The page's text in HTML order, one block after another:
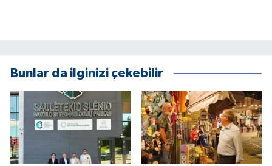
Bunlar da ilginizi çekebilir